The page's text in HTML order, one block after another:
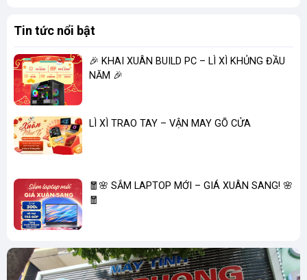
Tin tức nổi bật
🎉 KHAI XUÂN BUILD PC – LÌ XÌ KHỦNG ĐẦU
NĂM 🎉
LÌ XÌ TRAO TAY – VẬN MAY GÕ CỬA
🧧🌸 SẮM LAPTOP MỚI – GIÁ XUÂN SANG! 🌸
🧧